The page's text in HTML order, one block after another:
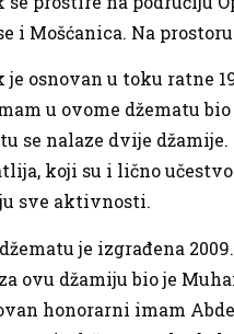
i Mošćanica. Na
je osnovan u toku ratne
u ovome džematu
se nalaze dvije
koji su i lično
sve aktivnosti.
je izgrađena
ovu džamiju bio je
honorarni imam